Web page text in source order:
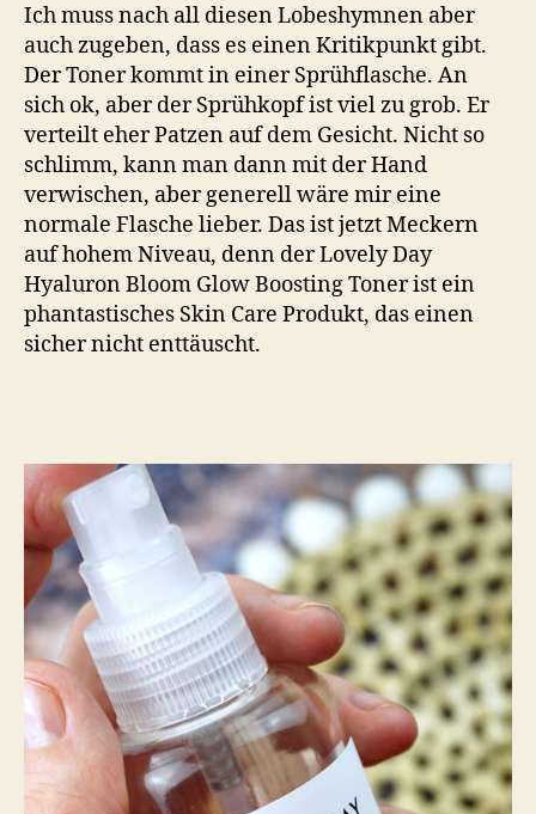
Ich muss nach all diesen Lobeshymnen aber
auch zugeben, dass es einen Kritikpunkt gibt.
Der Toner kommt in einer Sprühflasche. An
sich ok, aber der Sprühkopf ist viel zu grob. Er
verteilt eher Patzen auf dem Gesicht. Nicht so
schlimm, kann man dann mit der Hand
verwischen, aber generell wäre mir eine
normale Flasche lieber. Das ist jetzt Meckern
auf hohem Niveau, denn der Lovely Day
Hyaluron Bloom Glow Boosting Toner ist ein
phantastisches Skin Care Produkt, das einen
sicher nicht enttäuscht.